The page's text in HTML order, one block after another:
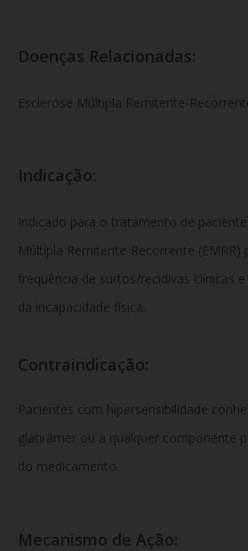
Doenças Relacionadas:
Esclerose Múltipla Remitente-
Indicação:
Indicado para o tratamento de
Múltipla Remitente-Recorrente (EMRR)
frequência de surtos/recidivas clínicas
da incapacidade física.
Contraindicação:
Pacientes com hipersensibilidade
glatirámer ou a qualquer componente
do medicamento.
Mecanismo de Ação: